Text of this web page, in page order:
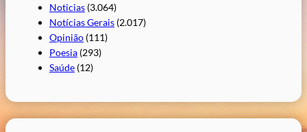
Noticias (3.064)
Notícias Gerais (2.017)
Opinião (111)
Poesia (293)
Saúde (12)